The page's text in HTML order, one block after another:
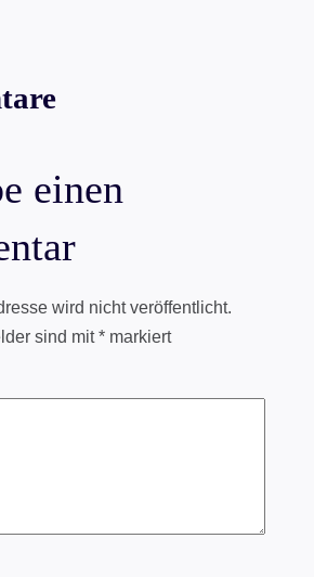
einen
wird nicht veröffentlicht.
sind mit*markiert